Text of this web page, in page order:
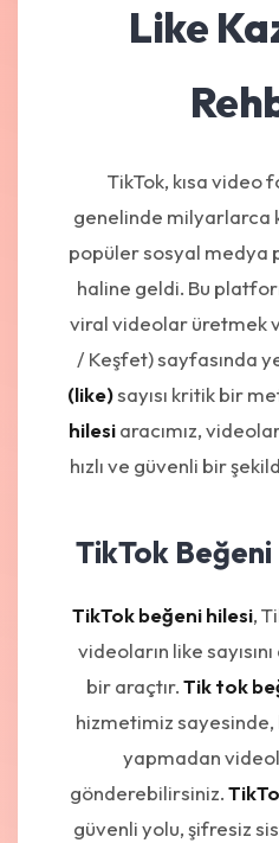
Like
TikTok, kısa video
genelinde milyarlarca
popüler sosyal medya
haline geldi. Bu
viral videolar üretmek
/ Keşfet) sayfasında
(like)sayısı kritik bir
hilesiaracımız,
hızlı ve güvenli bir
TikTok
TikTok beğeni hilesi,
videoların like
bir araçtır.Tik tok
hizmetimiz
yapmadan
gönderebilirsiniz.
güvenli yolu, şifresiz